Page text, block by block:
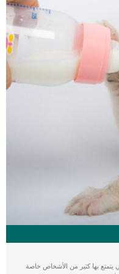
يتمتع بها كثير من الأشخاص خاصة